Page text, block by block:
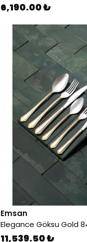
6,190.00 ₺
Emsan
11,539.50 ₺